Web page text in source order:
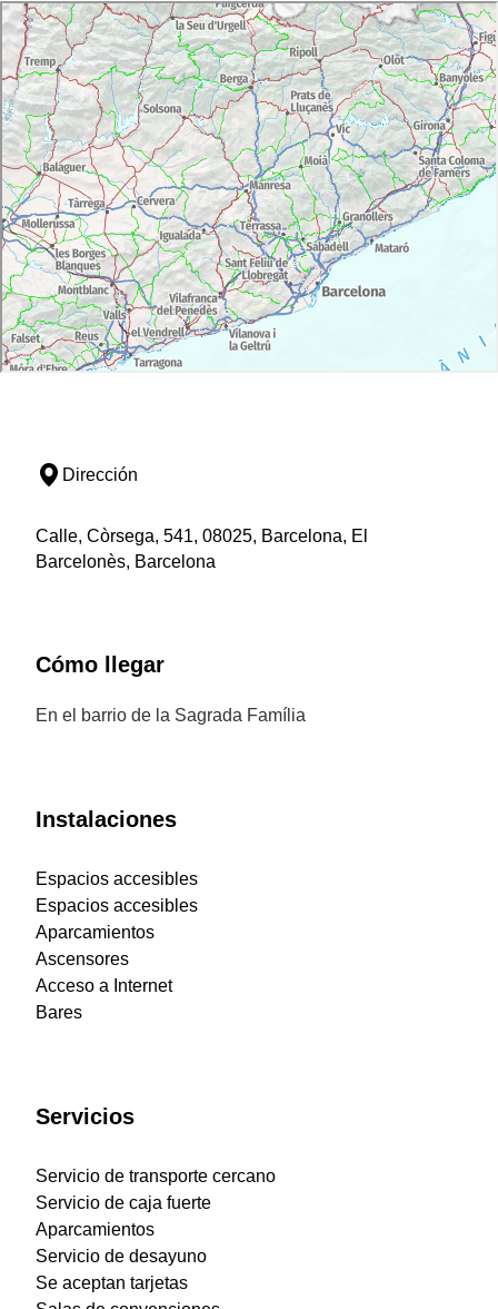
Dirección
Calle, Còrsega, 541, 08025, Barcelona, El
Barcelonès, Barcelona
Cómo llegar
En el barrio de la Sagrada Família
Instalaciones
Espacios accesibles
Espacios accesibles
Aparcamientos
Ascensores
Acceso a Internet
Bares
Servicios
Servicio de transporte cercano
Servicio de caja fuerte
Aparcamientos
Servicio de desayuno
Se aceptan tarjetas